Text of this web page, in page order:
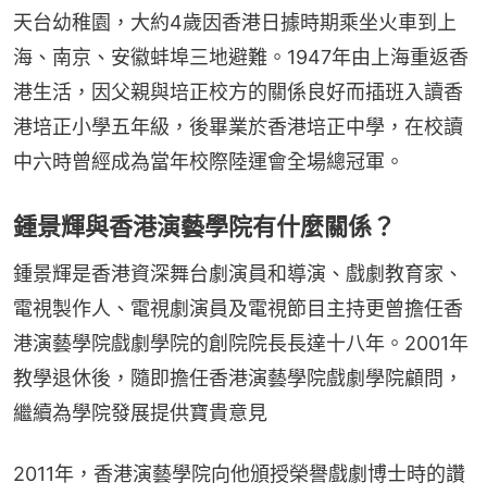
天台幼稚園，大約4歲因香港日據時期乘坐火車到上
海、南京、安徽蚌埠三地避難。1947年由上海重返香
港生活，因父親與培正校方的關係良好而插班入讀香
港培正小學五年級，後畢業於香港培正中學，在校讀
中六時曾經成為當年校際陸運會全場總冠軍。
鍾景輝與香港演藝學院有什麼關係？
鍾景輝是香港資深舞台劇演員和導演、戲劇教育家、
電視製作人、電視劇演員及電視節目主持更曾擔任香
港演藝學院戲劇學院的創院院長長達十八年。2001年
教學退休後，隨即擔任香港演藝學院戲劇學院顧問，
繼續為學院發展提供寶貴意見
2011年，香港演藝學院向他頒授榮譽戲劇博士時的讚